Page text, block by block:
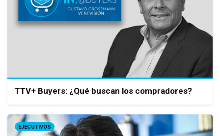
TTV+ Buyers: ¿Qué buscan los compradores?
EJECUTIVOS